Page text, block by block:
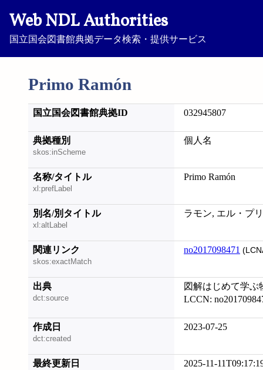
Web NDL Authorities
国立国会図書館典拠データ検索・提供サービス
Primo Ramón
国立国会図書館典拠ID 032945807
典拠種別
skos:inScheme
個人名
名称/タイトル
xl:prefLabel
Primo Ramón
別名/別タイトル
xl:altLabel
ラモン, エル・プ
関連リンク
skos:exactMatch
no2017098471
出典
dct:source
図解はじめて学ぶ
LCCN:
作成日
dct:created
2023-07-25
最終更新日 2025-11-